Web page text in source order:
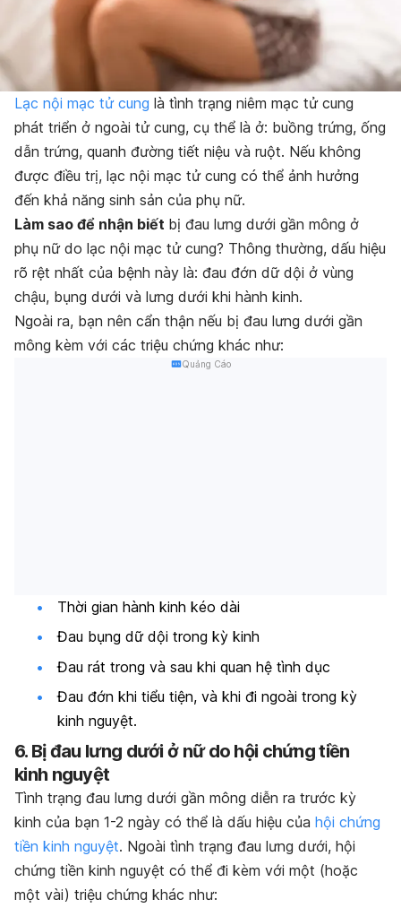
Lạc nội mạc tử cung là tình trạng niêm mạc tử cung
phát triển ở ngoài tử cung, cụ thể là ở: buồng trứng, ống
dẫn trứng, quanh đường tiết niệu và ruột. Nếu không
được điều trị, lạc nội mạc tử cung có thể ảnh hưởng
đến khả năng sinh sản của phụ nữ.
Làm sao để nhận biết bị đau lưng dưới gần mông ở
phụ nữ do lạc nội mạc tử cung? Thông thường, dấu hiệu
rõ rệt nhất của bệnh này là: đau đớn dữ dội ở vùng
chậu, bụng dưới và lưng dưới khi hành kinh.
Ngoài ra, bạn nên cẩn thận nếu bị đau lưng dưới gần
mông kèm với các triệu chứng khác như:
Quảng Cáo
Thời gian hành kinh kéo dài
Đau bụng dữ dội trong kỳ kinh
Đau rát trong và sau khi quan hệ tình dục
Đau đớn khi tiểu tiện, và khi đi ngoài trong kỳ
kinh nguyệt.
6. Bị đau lưng dưới ở nữ do hội chứng tiền
kinh nguyệt
Tình trạng đau lưng dưới gần mông diễn ra trước kỳ
kinh của bạn 1-2 ngày có thể là dấu hiệu của hội chứng
tiền kinh nguyệt. Ngoài tình trạng đau lưng dưới, hội
chứng tiền kinh nguyệt có thể đi kèm với một (hoặc
một vài) triệu chứng khác như: